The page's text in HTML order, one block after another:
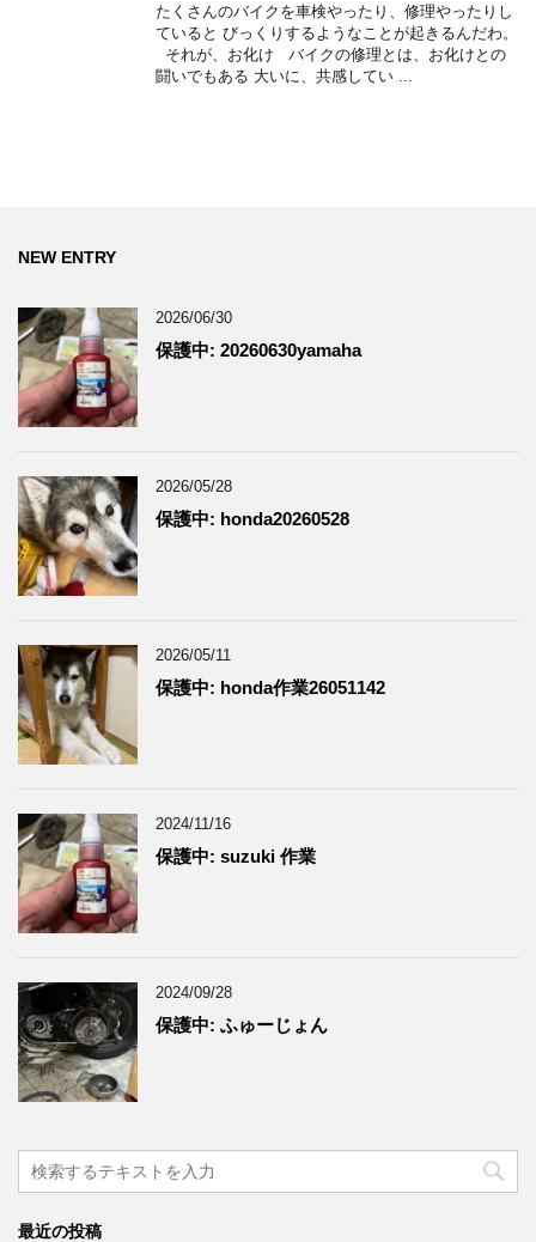
たくさんのバイクを車検やったり、修理やったりし
ていると びっくりするようなことが起きるんだわ。
それが、お化け バイクの修理とは、お化けとの
闘いでもある 大いに、共感してい ...
NEW ENTRY
2026/06/30
保護中: 20260630yamaha
2026/05/28
保護中: honda20260528
2026/05/11
保護中: honda作業26051142
2024/11/16
保護中: suzuki 作業
2024/09/28
保護中: ふゅーじょん
最近の投稿